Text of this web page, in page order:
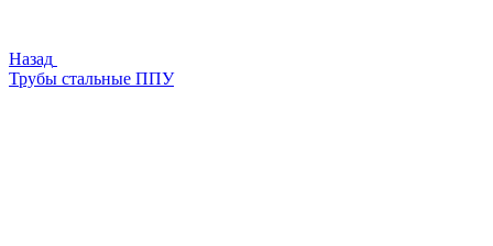
Назад
Трубы стальные ППУ